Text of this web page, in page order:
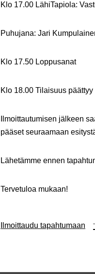
Klo 17.00 LähiTapiola:
Puhujana: Jari
Klo 17.50 Loppusanat
Klo 18.00 Tilaisuus päättyy
Ilmoittautumisen jälkeen
pääset seuraamaan
Lähetämme ennen
Tervetuloa mukaan!
Ilmoittaudu tapahtumaan